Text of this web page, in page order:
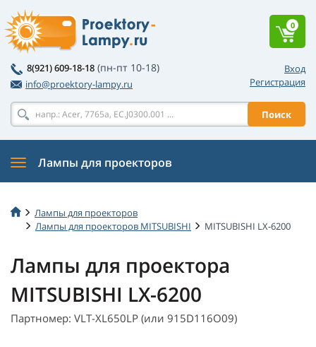
Вход
Регистрация
8(921) 609-18-18 (пн-пт 10-18)
info@proektory-lampy.ru
Поиск
0
Лампы для проекторов
Лампы для проекторов
Лампы для проекторов MITSUBISHI
MITSUBISHI LX-6200
Лампы для проектора
MITSUBISHI LX-6200
Партномер: VLT-XL650LP (или 915D116O09)